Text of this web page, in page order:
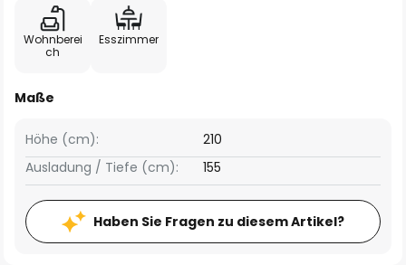
Wohnberei
ch
Esszimmer
Maße
Höhe (cm):
210
Ausladung / Tiefe (cm):
155
Haben Sie Fragen zu diesem Artikel?